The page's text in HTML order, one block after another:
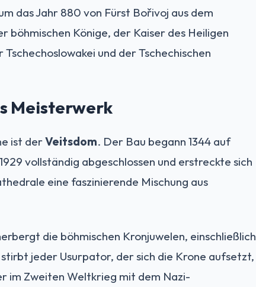
das Jahr 880 von Fürst Bořivoj aus dem
böhmischen Könige, der Kaiser des Heiligen
und der Tschechischen
Meisterwerk
ist derVeitsdom. Der Bau begann 1344 auf
vollständig abgeschlossen und erstreckte sich
eine faszinierende Mischung aus
die böhmischen Kronjuwelen, einschließlich
jeder Usurpator, der sich die Krone aufsetzt,
im Zweiten Weltkrieg mit dem Nazi-